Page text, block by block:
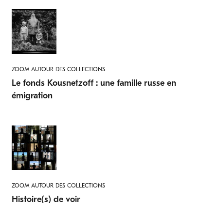
ZOOM AUTOUR DES COLLECTIONS
Le fonds Kousnetzoff : une famille russe en
émigration
ZOOM AUTOUR DES COLLECTIONS
Histoire(s) de voir